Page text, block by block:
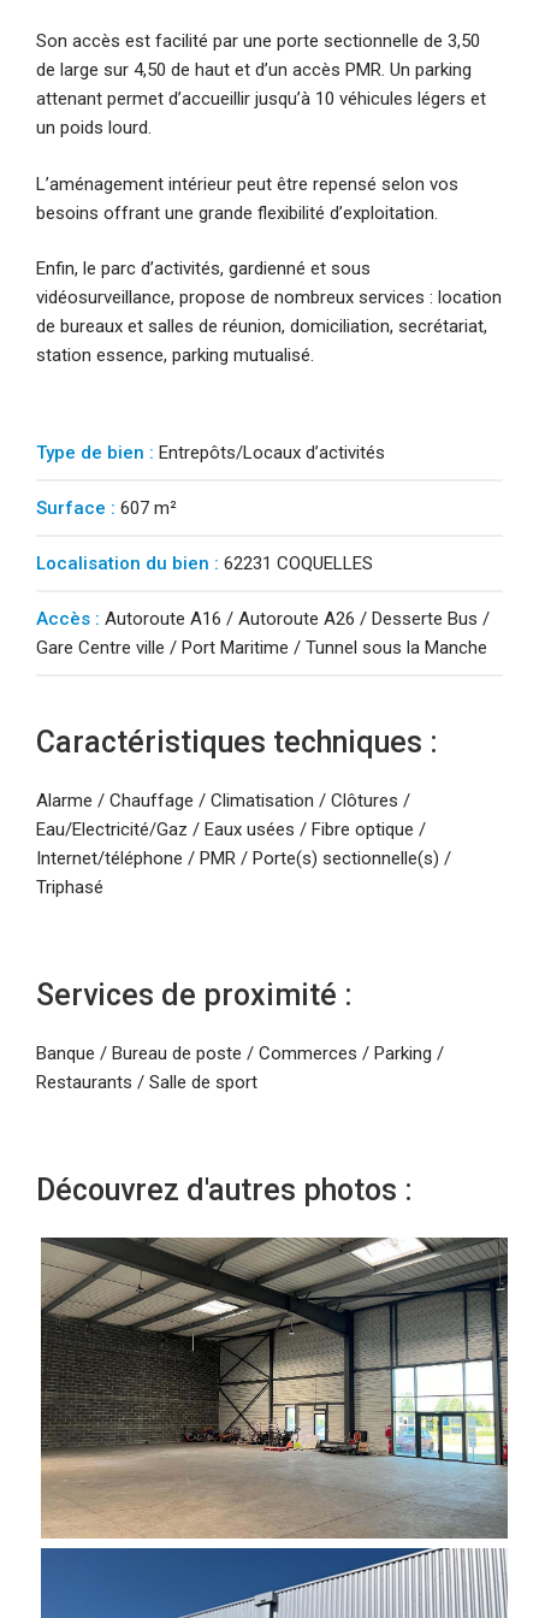
Son accès est facilité par une porte sectionnelle de 3,50
de large sur 4,50 de haut et d’un accès PMR. Un parking
attenant permet d’accueillir jusqu’à 10 véhicules légers et
un poids lourd.
L’aménagement intérieur peut être repensé selon vos
besoins offrant une grande flexibilité d’exploitation.
Enfin, le parc d’activités, gardienné et sous
vidéosurveillance, propose de nombreux services : location
de bureaux et salles de réunion, domiciliation, secrétariat,
station essence, parking mutualisé.
Type de bien : Entrepôts/Locaux d’activités
Surface : 607 m²
Localisation du bien : 62231 COQUELLES
Accès : Autoroute A16 / Autoroute A26 / Desserte Bus /
Gare Centre ville / Port Maritime / Tunnel sous la Manche
Caractéristiques techniques :
Alarme / Chauffage / Climatisation / Clôtures /
Eau/Electricité/Gaz / Eaux usées / Fibre optique /
Internet/téléphone / PMR / Porte(s) sectionnelle(s) /
Triphasé
Services de proximité :
Banque / Bureau de poste / Commerces / Parking /
Restaurants / Salle de sport
Découvrez d'autres photos :